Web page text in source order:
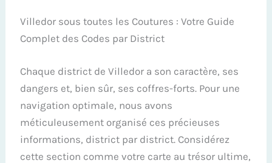
Villedor sous toutes les Coutures : Votre Guide
Complet des Codes par District
Chaque district de Villedor a son caractère, ses
dangers et, bien sûr, ses coffres-forts. Pour une
navigation optimale, nous avons
méticuleusement organisé ces précieuses
informations, district par district. Considérez
cette section comme votre carte au trésor ultime,